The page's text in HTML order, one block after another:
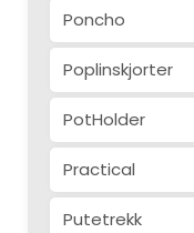
Poncho
Poplinskjorter
PotHolder
Practical
Putetrekk